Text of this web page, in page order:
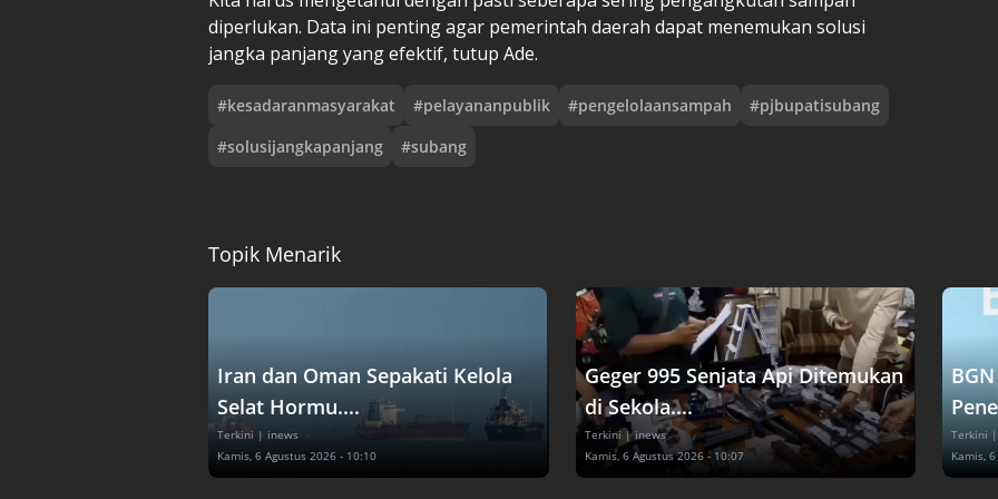
diperlukan. Data ini penting agar pemerintah daerah dapat menemukan solusi
jangka panjang yang efektif, tutup Ade.
#kesadaranmasyarakat #pelayananpublik #pengelolaansampah #pjbupatisubang
#solusijangkapanjang #subang
Topik Menarik
Iran dan Oman Sepakati Kelola
Selat Hormu....
Terkini | inews
Kamis, 6 Agustus 2026 - 10:10
Geger 995 Senjata Api Ditemukan
di Sekola....
Terkini | inews
Kamis, 6 Agustus 2026 - 10:07
Terkini
Kamis,